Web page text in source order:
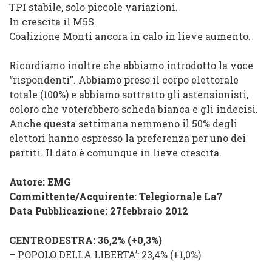
TPI stabile, solo piccole variazioni.
In crescita il M5S.
Coalizione Monti ancora in calo in lieve aumento.
Ricordiamo inoltre che abbiamo introdotto la voce
“rispondenti”. Abbiamo preso il corpo elettorale
totale (100%) e abbiamo sottratto gli astensionisti,
coloro che voterebbero scheda bianca e gli indecisi.
Anche questa settimana nemmeno il 50% degli
elettori hanno espresso la preferenza per uno dei
partiti. Il dato è comunque in lieve crescita.
Autore: EMG
Committente/Acquirente:Telegiornale La7
Data Pubblicazione: 27febbraio 2012
CENTRODESTRA: 36,2% (+0,3%)
– POPOLO DELLA LIBERTA’: 23,4% (+1,0%)